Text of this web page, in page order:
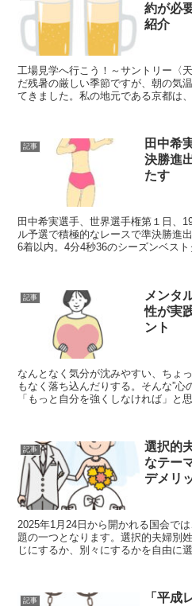
約が必
紹介
工場見学へ行こう！～サントリー〈
だ残暑の厳しい季節ですが、朝の気
てきました。私の地元である京都は
記事
田中希
決勝進
たす
田中希実選手、世界選手権第１日、
ル予選で積極的なレースで準決勝進
6着以内。4分4秒36のシーズンベス
記事
メンタ
性が実
ント
なんとなく気分が沈みやすい、ちょ
もなく落ち込んだりする。そんな”心
「もっと自分を強くしなければ」と
記事
選択的
なテー
デメリ
2025年1月24日から開かれる国会で
題の一つとなります。選択的夫婦別
じにするか、別々にするかを自由に
記事
「平成